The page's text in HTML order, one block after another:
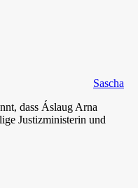
Sascha
dass Áslaug Arna
Justizministerin und